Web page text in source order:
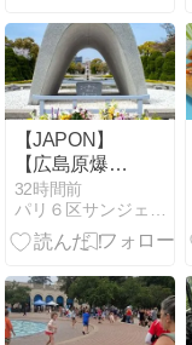
【JAPON】
【広島原爆の
日2026】【原
爆Bombe
atomique】81
原子爆弾が投
下され、多く
の尊い命が失
32時間前
パリ６区サンジェルマン村